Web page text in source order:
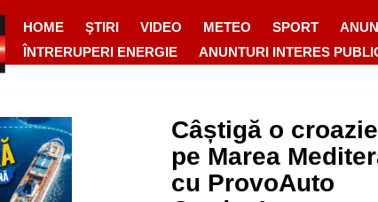
HOME ŞTIRI VIDEO METEO SPORT
ÎNTRERUPERI ENERGIE
ANUNTURI INTERES
Câștigă o
pe Marea
cu ProvoAuto